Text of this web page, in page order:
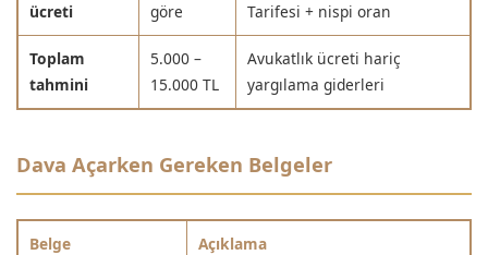
ücreti
göre
Tarifesi + nispi oran
Toplam
tahmini
5.000 –
15.000 TL
Avukatlık ücreti hariç
yargılama giderleri
Dava Açarken Gereken Belgeler
Belge Açıklama